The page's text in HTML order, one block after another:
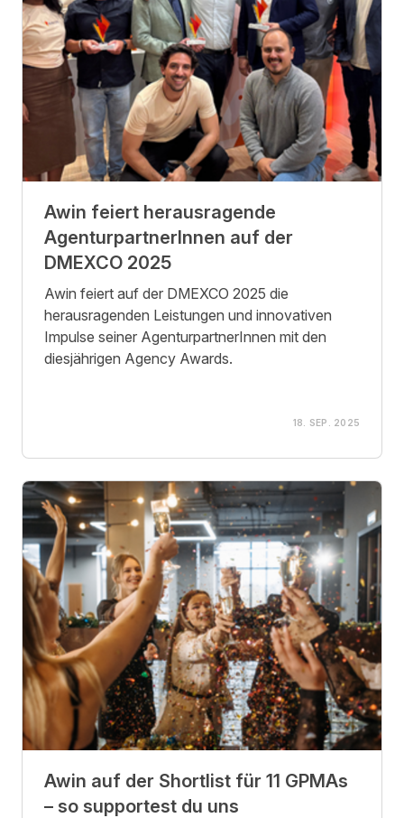
Awin feiert herausragende
AgenturpartnerInnen auf der
DMEXCO 2025
Awin feiert auf der DMEXCO 2025 die
herausragenden Leistungen und innovativen
Impulse seiner AgenturpartnerInnen mit den
diesjährigen Agency Awards.
18. SEP. 2025
Awin auf der Shortlist für 11 GPMAs
– so supportest du uns